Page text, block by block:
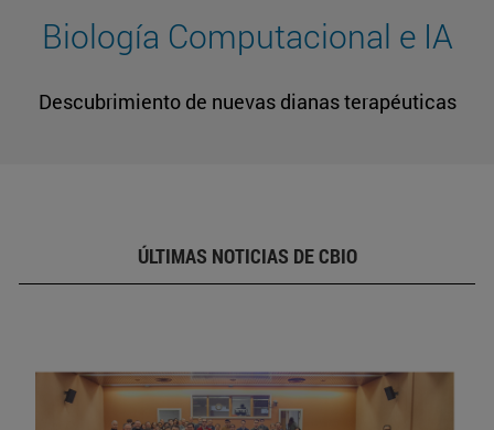
Biología Computacional e IA
Descubrimiento de nuevas dianas terapéuticas
ÚLTIMAS NOTICIAS DE CBIO